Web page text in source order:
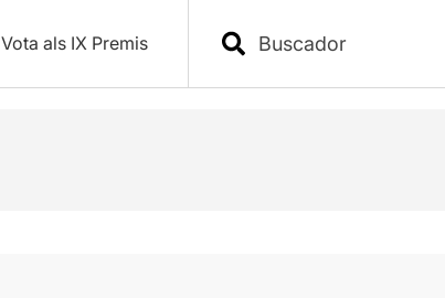
Vota als IX Premis